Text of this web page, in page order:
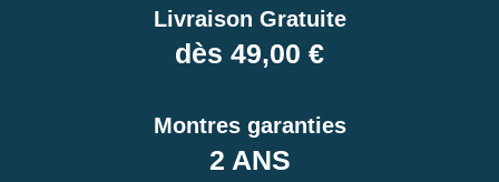
Livraison Gratuite
dès 49,00 €
Montres garanties
2 ANS